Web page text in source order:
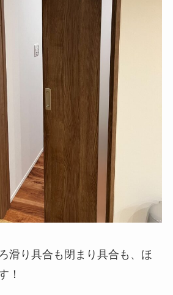
滑り具合も閉まり具合も、ほ
！